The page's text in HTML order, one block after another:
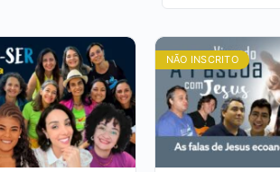
NÃO INSCRITO